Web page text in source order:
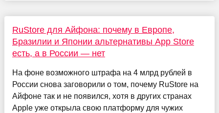
RuStore для Айфона: почему в Европе,
Бразилии и Японии альтернативы App Store
есть, а в России — нет
На фоне возможного штрафа на 4 млрд рублей в
России снова заговорили о том, почему RuStore на
Айфоне так и не появился, хотя в других странах
Apple уже открыла свою платформу для чужих